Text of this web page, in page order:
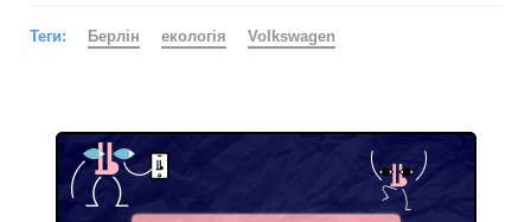
Теги: Берлін екологія Volkswagen